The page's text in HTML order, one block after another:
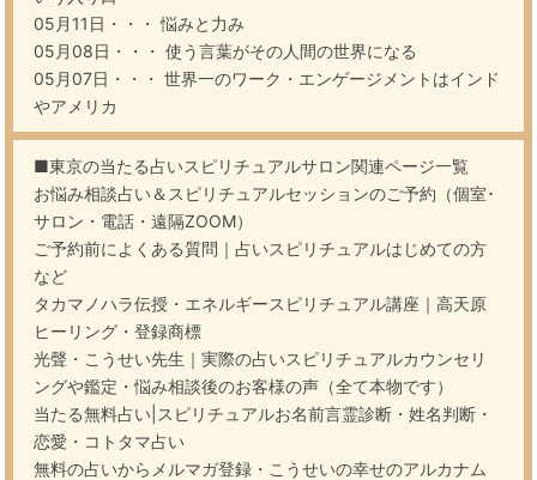
05月11日・・・ 悩みと力み
05月08日・・・ 使う言葉がその人間の世界になる
05月07日・・・ 世界一のワーク・エンゲージメントはインド
やアメリカ
■東京の当たる占いスピリチュアルサロン関連ページ一覧
お悩み相談占い＆スピリチュアルセッションのご予約（個室･
サロン・電話・遠隔ZOOM）
ご予約前によくある質問｜占いスピリチュアルはじめての方
など
タカマノハラ伝授・エネルギースピリチュアル講座｜高天原
ヒーリング・登録商標
光聲・こうせい先生｜実際の占いスピリチュアルカウンセリ
ングや鑑定・悩み相談後のお客様の声（全て本物です）
当たる無料占い|スピリチュアルお名前言霊診断・姓名判断・
恋愛・コトタマ占い
無料の占いからメルマガ登録・こうせいの幸せのアルカナム